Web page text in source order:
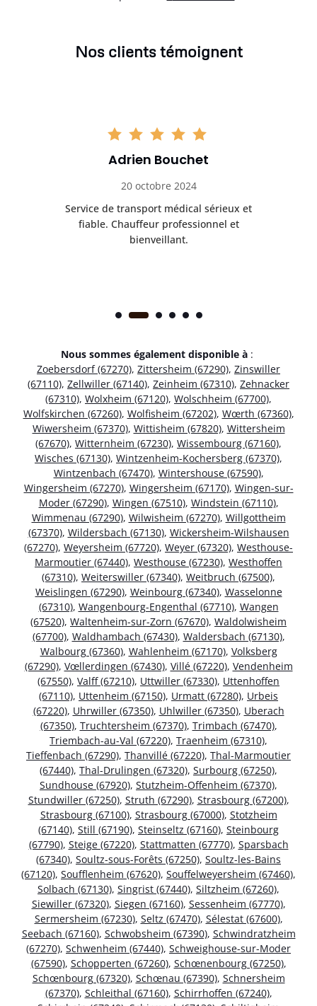
Nos clients témoignent
Adrien Bouchet
20 octobre 2024
Service de transport médical sérieux et
fiable. Chauffeur professionnel et
bienveillant.
Nous sommes également disponible à :
Zoebersdorf (67270), Zittersheim (67290), Zinswiller
(67110), Zellwiller (67140), Zeinheim (67310), Zehnacker
(67310), Wolxheim (67120), Wolschheim (67700),
Wolfskirchen (67260), Wolfisheim (67202), Wœrth (67360),
Wiwersheim (67370), Wittisheim (67820), Wittersheim
(67670), Witternheim (67230), Wissembourg (67160),
Wisches (67130), Wintzenheim-Kochersberg (67370),
Wintzenbach (67470), Wintershouse (67590),
Wingersheim (67270), Wingersheim (67170), Wingen-sur-
Moder (67290), Wingen (67510), Windstein (67110),
Wimmenau (67290), Wilwisheim (67270), Willgottheim
(67370), Wildersbach (67130), Wickersheim-Wilshausen
(67270), Weyersheim (67720), Weyer (67320), Westhouse-
Marmoutier (67440), Westhouse (67230), Westhoffen
(67310), Weiterswiller (67340), Weitbruch (67500),
Weislingen (67290), Weinbourg (67340), Wasselonne
(67310), Wangenbourg-Engenthal (67710), Wangen
(67520), Waltenheim-sur-Zorn (67670), Waldolwisheim
(67700), Waldhambach (67430), Waldersbach (67130),
Walbourg (67360), Wahlenheim (67170), Volksberg
(67290), Vœllerdingen (67430), Villé (67220), Vendenheim
(67550), Valff (67210), Uttwiller (67330), Uttenhoffen
(67110), Uttenheim (67150), Urmatt (67280), Urbeis
(67220), Uhrwiller (67350), Uhlwiller (67350), Uberach
(67350), Truchtersheim (67370), Trimbach (67470),
Triembach-au-Val (67220), Traenheim (67310),
Tieffenbach (67290), Thanvillé (67220), Thal-Marmoutier
(67440), Thal-Drulingen (67320), Surbourg (67250),
Sundhouse (67920), Stutzheim-Offenheim (67370),
Stundwiller (67250), Struth (67290), Strasbourg (67200),
Strasbourg (67100), Strasbourg (67000), Stotzheim
(67140), Still (67190), Steinseltz (67160), Steinbourg
(67790), Steige (67220), Stattmatten (67770), Sparsbach
(67340), Soultz-sous-Forêts (67250), Soultz-les-Bains
(67120), Soufflenheim (67620), Souffelweyersheim (67460),
Solbach (67130), Singrist (67440), Siltzheim (67260),
Siewiller (67320), Siegen (67160), Sessenheim (67770),
Sermersheim (67230), Seltz (67470), Sélestat (67600),
Seebach (67160), Schwobsheim (67390), Schwindratzheim
(67270), Schwenheim (67440), Schweighouse-sur-Moder
(67590), Schopperten (67260), Schœnenbourg (67250),
Schœnbourg (67320), Schœnau (67390), Schnersheim
(67370), Schleithal (67160), Schirrhoffen (67240),